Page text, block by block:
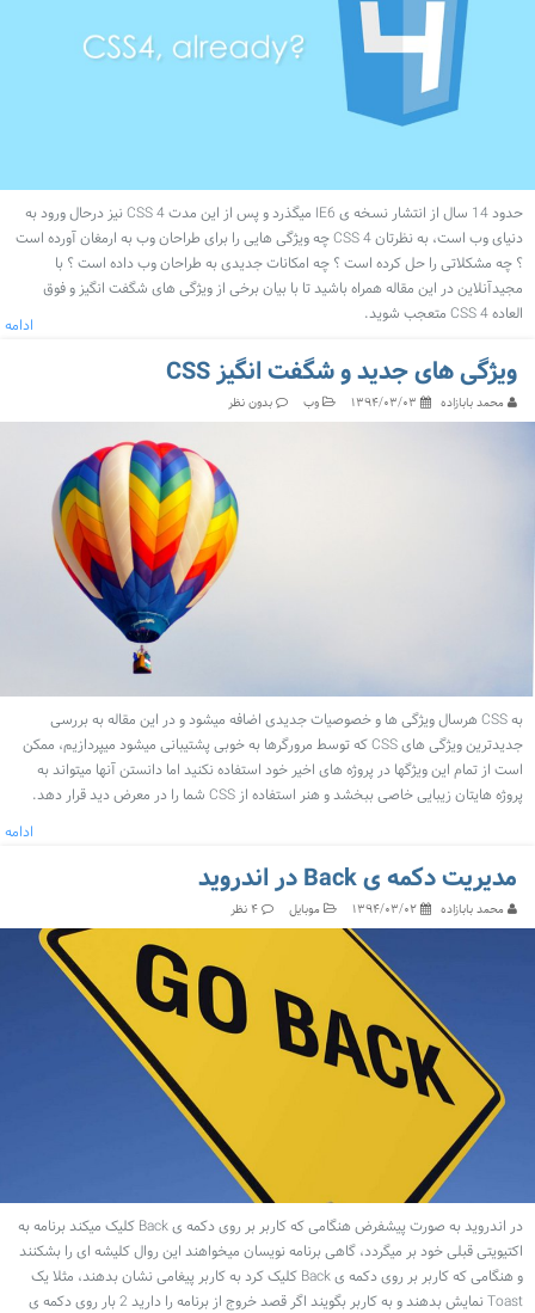
حدود 14 سال از انتشار نسخه ی IE6 میگذرد و پس از این مدت CSS 4 نیز درحال ورود به
دنیای وب است، به نظرتان CSS 4 چه ویژگی هایی را برای طراحان وب به ارمغان آورده است
؟ چه مشکلاتی را حل کرده است ؟ چه امکانات جدیدی به طراحان وب داده است ؟ با
مجیدآنلاین در این مقاله همراه باشید تا با بیان برخی از ویژگی های شگفت انگیز و فوق
العاده CSS 4 متعجب شوید.
ادامه
ویژگی های جدید و شگفت انگیز CSS
محمد بابازاده وب بدون نظر
به CSS هرسال ویژگی ها و خصوصیات جدیدی اضافه میشود و در این مقاله به بررسی
جدیدترین ویژگی های CSS که توسط مرورگرها به خوبی پشتیبانی میشود میپردازیم، ممکن
است از تمام این ویژگها در پروژه های اخیر خود استفاده نکنید اما دانستن آنها میتواند به
پروژه هایتان زیبایی خاصی ببخشد و هنر استفاده از CSS شما را در معرض دید قرار دهد.
ادامه
مدیریت دکمه ی Back در اندروید
محمد بابازاده موبایل
در اندروید به صورت پیشفرض هنگامی که کاربر بر روی دکمه ی Back کلیک میکند برنامه به
اکتیویتی قبلی خود بر میگردد، گاهی برنامه نویسان میخواهند این روال کلیشه ای را بشکنند
و هنگامی که کاربر بر روی دکمه ی Back کلیک کرد به کاربر پیغامی نشان بدهند، مثلا یک
Toast نمایش بدهند و به کاربر بگویند اگر قصد خروج از برنامه را دارید 2 بار روی دکمه ی